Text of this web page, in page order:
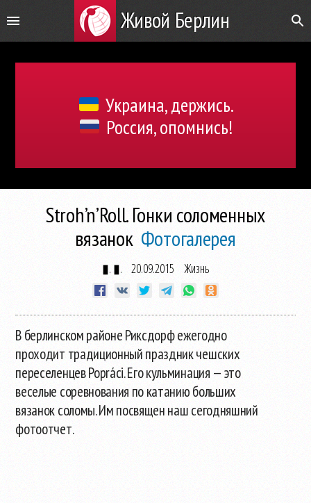
Живой Берлин
Украина, держись.
Россия, опомнись!
Stroh’n’Roll. Гонки соломенных
вязанок Фотогалерея
▮. ▮. 20.09.2015Жизнь
В берлинском районе Риксдорф ежегодно
проходит традиционный праздник чешских
переселенцев Popráci. Его кульминация — это
веселые соревнования по катанию больших
вязанок соломы. Им посвящен наш сегодняшний
фотоотчет.